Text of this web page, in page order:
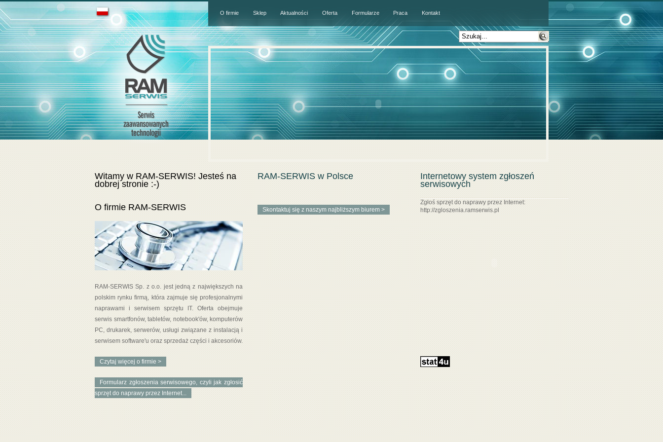
O firmie Sklep Aktualności Oferta Formularze Praca Kontakt
Witamy w RAM-SERWIS! Jesteś na
dobrej stronie :-)
O firmie RAM-SERWIS
RAM-SERWIS Sp. z o.o. jest jedną z największych na
polskim rynku firmą, która zajmuje się profesjonalnymi
naprawami i serwisem sprzętu IT. Oferta obejmuje
serwis smartfonów, tabletów, notebook'ów, komputerów
PC, drukarek, serwerów, usługi związane z instalacją i
serwisem software'u oraz sprzedaż części i akcesoriów.
Czytaj więcej o firmie >
Formularz zgłoszenia serwisowego, czyli jak zgłosić
sprzęt do naprawy przez Internet...
RAM-SERWIS w Polsce
Skontaktuj się z naszym najbliższym biurem >
Internetowy system zgłoszeń
serwisowych
Zgłoś sprzęt do naprawy przez Internet:
http://zgloszenia.ramserwis.pl